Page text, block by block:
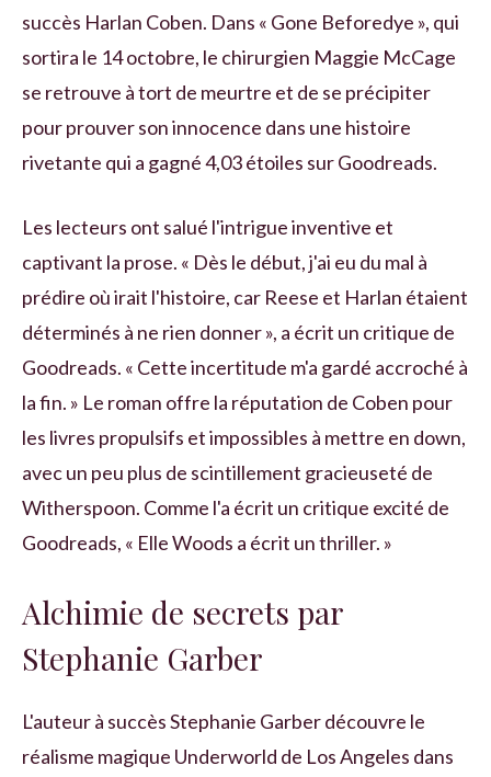
succès Harlan Coben. Dans « Gone Beforedye », qui
sortira le 14 octobre, le chirurgien Maggie McCage
se retrouve à tort de meurtre et de se précipiter
pour prouver son innocence dans une histoire
rivetante qui a gagné 4,03 étoiles sur Goodreads.
Les lecteurs ont salué l'intrigue inventive et
captivant la prose. « Dès le début, j'ai eu du mal à
prédire où irait l'histoire, car Reese et Harlan étaient
déterminés à ne rien donner », a écrit un critique de
Goodreads. « Cette incertitude m'a gardé accroché à
la fin. » Le roman offre la réputation de Coben pour
les livres propulsifs et impossibles à mettre en down,
avec un peu plus de scintillement gracieuseté de
Witherspoon. Comme l'a écrit un critique excité de
Goodreads, « Elle Woods a écrit un thriller. »
Alchimie de secrets par
Stephanie Garber
L'auteur à succès Stephanie Garber découvre le
réalisme magique Underworld de Los Angeles dans